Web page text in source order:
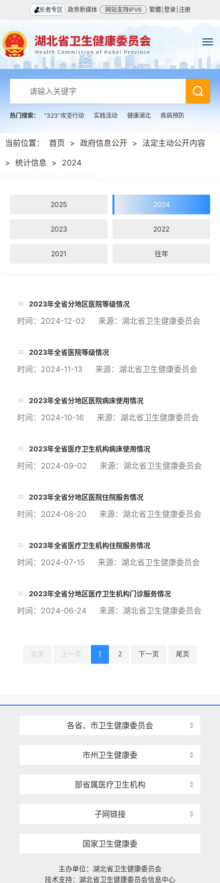
长者专区 政务新媒体 网站支持IPV6 繁體 登录 注册
热门搜索： “323”攻坚行动 实践活动 健康湖北 疾病预防
当前位置： 首页 > 政府信息公开 >
法定主动公开内容
> 统计信息 > 2024
2025 2024
2023 2022
2021 往年
2023年全省分地区医院等级情况
时间：2024-12-02 来源：湖北省卫生健康委员会
2023年全省医院等级情况
时间：2024-11-13 来源：湖北省卫生健康委员会
2023年全省分地区医院病床使用情况
时间：2024-10-16 来源：湖北省卫生健康委员会
2023年全省医疗卫生机构病床使用情况
时间：2024-09-02 来源：湖北省卫生健康委员会
2023年全省分地区医院住院服务情况
时间：2024-08-20 来源：湖北省卫生健康委员会
2023年全省医疗卫生机构住院服务情况
时间：2024-07-15 来源：湖北省卫生健康委员会
2023年全省分地区医疗卫生机构门诊服务情况
时间：2024-06-24 来源：湖北省卫生健康委员会
首页 上一页 1 2 下一页 尾页
各省、市卫生健康委员会
市州卫生健康委
部省属医疗卫生机构
子网链接
国家卫生健康委
主办单位：湖北省卫生健康委员会
技术支持：湖北省卫生健康委员会信息中心